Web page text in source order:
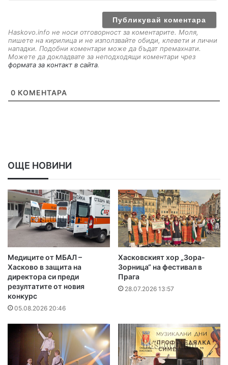
Haskovo.info не носи отговорност за коментарите. Моля,
пишете на кирилица и не използвайте обиди, клевети и лични
нападки. Подобни коментари може да бъдат премахнати.
Можете да докладвате за неподходящи коментари чрез
формата за контакт в сайта.
0 КОМЕНТАРА
ОЩЕ НОВИНИ
Медиците от МБАЛ –
Хасково в защита на
директора си преди
резултатите от новия
конкурс
05.08.2026 20:46
Хасковският хор „Зора-
Зорница“ на фестивал в
Прага
28.07.2026 13:57